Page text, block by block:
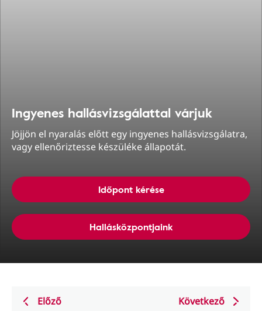
Ingyenes hallásvizsgálattal várjuk
Jöjjön el nyaralás előtt egy ingyenes hallásvizsgálatra,
vagy ellenőriztesse készüléke állapotát.
Időpont kérése
Hallásközpontjaink
Előző Következő